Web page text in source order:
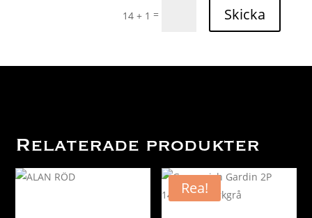
14 + 1 = Skicka
Relaterade produkter
Rea!